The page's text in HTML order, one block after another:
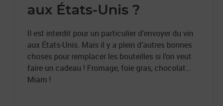
aux États-Unis ?
Il est interdit pour un particulier d’envoyer du vin
aux États-Unis. Mais il y a plein d’autres bonnes
choses pour remplacer les bouteilles si l’on veut
faire un cadeau ! Fromage, foie gras, chocolat…
Miam !